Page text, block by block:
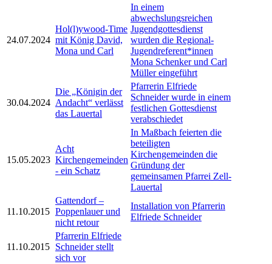
24.07.2024
Hol(l)ywood-Time
mit König David,
Mona und Carl
In einem
abwechslungsreichen
Jugendgottesdienst
wurden die Regional-
Jugendreferent*innen
Mona Schenker und Carl
Müller eingeführt
30.04.2024
Die „Königin der
Andacht“ verlässt
das Lauertal
Pfarrerin Elfriede
Schneider wurde in einem
festlichen Gottesdienst
verabschiedet
15.05.2023
Acht
Kirchengemeinden
- ein Schatz
In Maßbach feierten die
beteiligten
Kirchengemeinden die
Gründung der
gemeinsamen Pfarrei Zell-
Lauertal
11.10.2015
Gattendorf –
Poppenlauer und
nicht retour
Installation von Pfarrerin
Elfriede Schneider
11.10.2015
Pfarrerin Elfriede
Schneider stellt
sich vor